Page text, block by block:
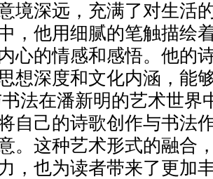
境深远，充满了对生活
，他用细腻的笔触描绘
心的情感和感悟。他的
想深度和文化内涵，能
法在潘新明的艺术世界
自己的诗歌创作与书法
。这种艺术形式的融合
，也为读者带来了更加